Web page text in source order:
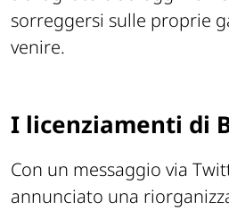
sorreggersi sulle proprie
venire.
I licenziamenti di
Con un messaggio via
annunciato una